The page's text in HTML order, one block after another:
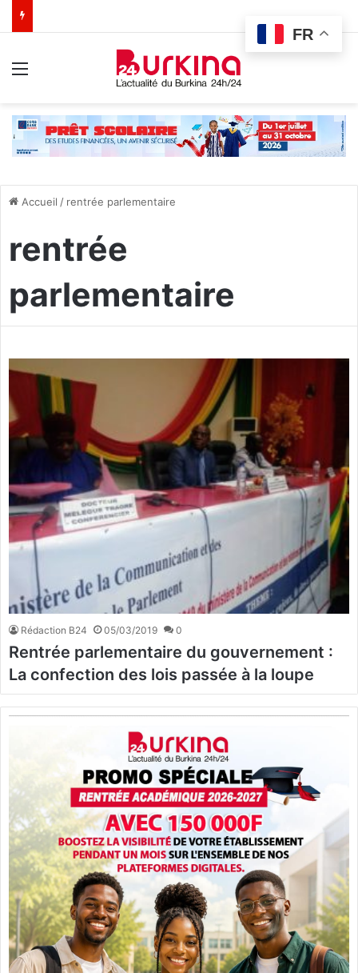
Accueil / rentrée parlementaire
rentrée
parlementaire
Rédaction B24 05/03/2019 0
Rentrée parlementaire du gouvernement :
La confection des lois passée à la loupe
FR